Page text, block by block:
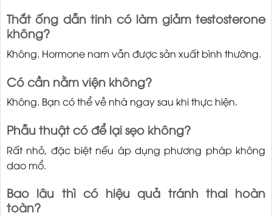
Thắt ống dẫn tinh có làm giảm testosterone
không?
Không. Hormone nam vẫn được sản xuất bình thường.
Có cần nằm viện không?
Không. Bạn có thể về nhà ngay sau khi thực hiện.
Phẫu thuật có để lại sẹo không?
Rất nhỏ, đặc biệt nếu áp dụng phương pháp không
dao mổ.
Bao lâu thì có hiệu quả tránh thai hoàn
toàn?